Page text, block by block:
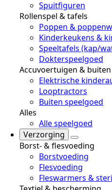
Spuitfiguren
Rollenspel & tafels
Poppen &
Kinderkeukens &
Speeltafels (kap/
Dokterspeelgoed
Accuvoertuigen & buiten
Elektrische
Looptractors
Buiten speelgoed
Alles
Alle speelgoed
Verzorging
Borst- & flesvoeding
Borstvoeding
Flesvoeding
Fleswarmers &